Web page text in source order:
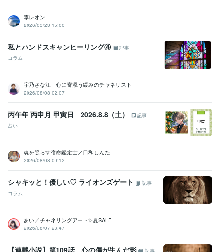
李レオン
2026/03/23 15:00
私とハンドスキャンヒーリング④
記事
コラム
宇乃さな江 心に寄添う緩みのチャネリスト
2026/08/08 02:07
丙午年 丙申月 甲寅日 2026.8.8（土）
記事
占い
魂を照らす宿命鑑定士／日和しんた
2026/08/08 00:12
シャキッと！優しい♡ ライオンズゲート
記事
コラム
あい／チャネリングアート✨夏SALE
2026/08/07 23:47
【連載小説】第109話 心の傷が生んだ影 記事